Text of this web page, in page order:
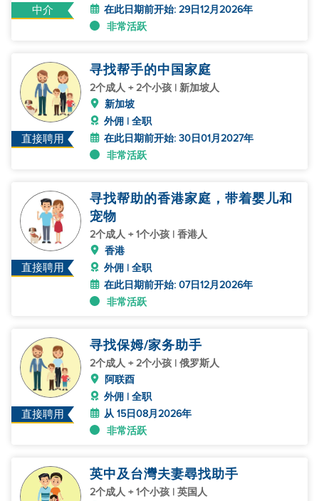
中介
在此日期前开始: 29日12月2026年
非常活跃
直接聘用
寻找帮手的中国家庭
2个成人 + 2个小孩 | 新加坡人
新加坡
外佣 | 全职
在此日期前开始: 30日01月2027年
非常活跃
直接聘用
寻找帮助的香港家庭，带着婴儿和
宠物
2个成人 + 1个小孩 | 香港人
香港
外佣 | 全职
在此日期前开始: 07日12月2026年
非常活跃
直接聘用
寻找保姆/家务助手
2个成人 + 2个小孩 | 俄罗斯人
阿联酉
外佣 | 全职
从 15日08月2026年
非常活跃
英中及台灣夫妻尋找助手
2个成人 + 1个小孩 | 英国人